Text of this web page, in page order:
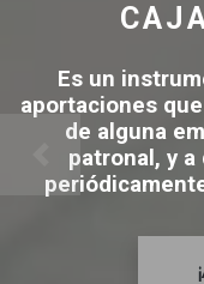
Es un
aportaciones
de alguna
patronal, y